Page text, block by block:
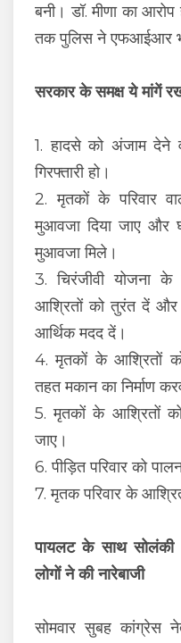
बनी। डॉ. मीणा का
तक पुलिस ने एफआईआर
सरकार के समक्ष ये मांगें
1. हादसे को अंजाम देने
गिरफ्तारी हो।
2. मृतकों के परिवार
मुआवजा दिया जाए और
मुआवजा मिले।
3. चिरंजीवी योजना
आश्रितों को तुरंत दें और
आर्थिक मदद दें।
4. मृतकों के आश्रितों
तहत मकान का निर्माण
5. मृतकों के आश्रितों को
जाए।
6. पीड़ित परिवार को
7. मृतक परिवार के
पायलट के साथ सोलंकी
लोगों ने की नारेबाजी
सोमवार सुबह कांग्रेस